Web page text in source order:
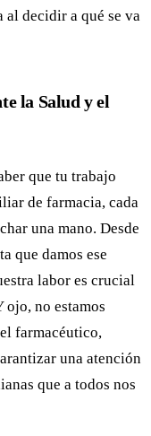
decidir a qué se va
la Salud y el
que tu trabajo
de farmacia, cada
una mano. Desde
que damos ese
labor es crucial
ojo, no estamos
farmacéutico,
una atención
que a todos nos